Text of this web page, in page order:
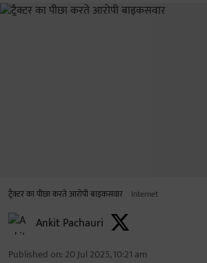
ट्रैक्टर का पीछा करते आरोपी बाइकसवार Internet
Ankit Pachauri
Published on: 20 Jul 2025, 10:21 am